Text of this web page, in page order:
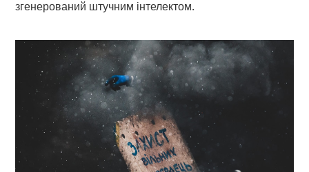
згенерований штучним інтелектом.